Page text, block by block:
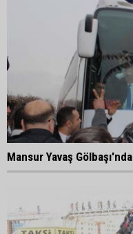
Mansur Yavaş Gölbaşı'nda